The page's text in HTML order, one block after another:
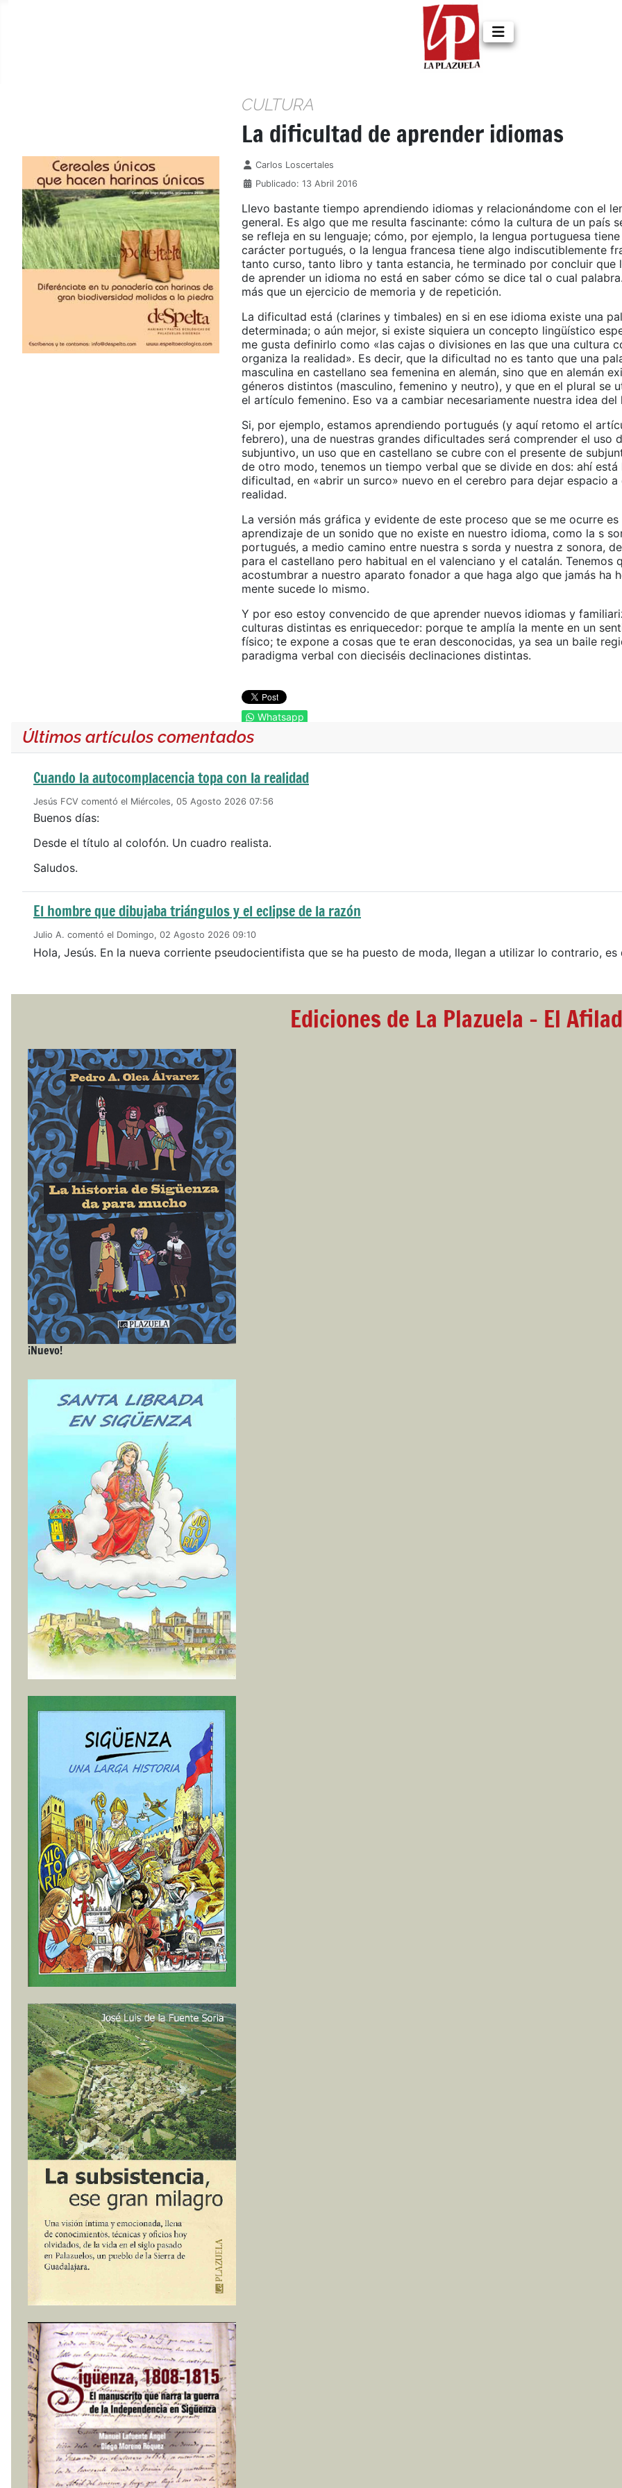
Últimos artículos comentados
Cuando la autocomplacencia topa con la realidad
Jesús FCV comentó el Miércoles, 05 Agosto 2026 07:56
Buenos días:
Desde el título al colofón. Un cuadro realista.
Saludos.
El hombre que dibujaba triángulos y el eclipse de la razón
Julio A. comentó el Domingo, 02 Agosto 2026 09:10
Hola, Jesús. En la nueva corriente pseudocientifista que se ha puesto de moda, llegan a utilizar lo contrario,
CULTURA
La dificultad de aprender idiomas
Detalles
Carlos Loscertales
Publicado: 13 Abril 2016
Llevo bastante tiempo aprendiendo idiomas y relacionándome con el
general. Es algo que me resulta fascinante: cómo la cultura de un país
se refleja en su lenguaje; cómo, por ejemplo, la lengua portuguesa
carácter portugués, o la lengua francesa tiene algo indiscutiblemente
tanto curso, tanto libro y tanta estancia, he terminado por concluir que
de aprender un idioma no está en saber cómo se dice tal o cual
más que un ejercicio de memoria y de repetición.
La dificultad está (clarines y timbales) en si en ese idioma existe una
determinada; o aún mejor, si existe siquiera un concepto lingüístico
me gusta definirlo como «las cajas o divisiones en las que una cultura
organiza la realidad». Es decir, que la dificultad no es tanto que una
masculina en castellano sea femenina en alemán, sino que en alemán
géneros distintos (masculino, femenino y neutro), y que en el plural se
el artículo femenino. Eso va a cambiar necesariamente nuestra idea del
Si, por ejemplo, estamos aprendiendo portugués (y aquí retomo el
febrero), una de nuestras grandes dificultades será comprender el uso
subjuntivo, un uso que en castellano se cubre con el presente de
de otro modo, tenemos un tiempo verbal que se divide en dos: ahí está
dificultad, en «abrir un surco» nuevo en el cerebro para dejar espacio a
realidad.
La versión más gráfica y evidente de este proceso que se me ocurre es
aprendizaje de un sonido que no existe en nuestro idioma, como la s
portugués, a medio camino entre nuestra s sorda y nuestra z sonora,
para el castellano pero habitual en el valenciano y el catalán. Tenemos
acostumbrar a nuestro aparato fonador a que haga algo que jamás ha
mente sucede lo mismo.
Y por eso estoy convencido de que aprender nuevos idiomas y
culturas distintas es enriquecedor: porque te amplía la mente en un
físico; te expone a cosas que te eran desconocidas, ya sea un baile
paradigma verbal con dieciséis declinaciones distintas.
Whatsapp
Ediciones de La Plazuela - El
¡Nuevo!